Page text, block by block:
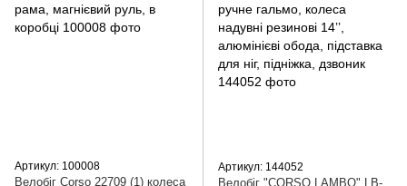
Артикул: 100008
Велобіг Corso 22709 (1) колеса
Артикул: 144052
Велобіг "CORSO LAMBO" LB-